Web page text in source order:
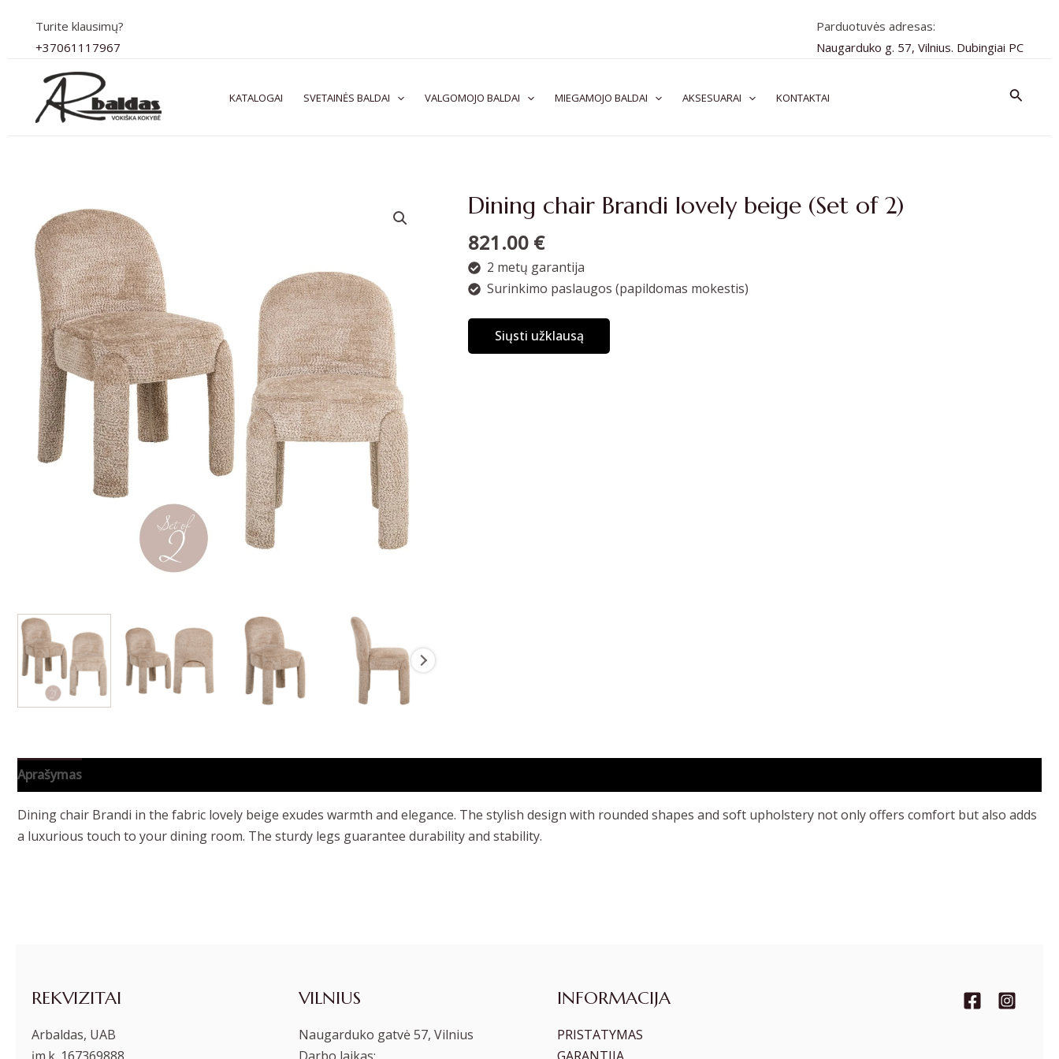
turinio
Turite klausimų?
+37061117967
Parduotuvės adresas:
Naugarduko g. 57, Vilnius. Dubingiai PC
KATALOGAI SVETAINĖS BALDAI VALGOMOJO BALDAI MIEGAMOJO BALDAI AKSESUARAI KONTAKTAI Paieška
Dining chair Brandi lovely beige (Set of 2)
821.00 €
2 metų garantija
Surinkimo paslaugos (papildomas mokestis)
Siųsti užklausą
Aprašymas
Dining chair Brandi in the fabric lovely beige exudes warmth and elegance. The stylish design with rounded shapes and soft upholstery not only offers comfort but also adds
a luxurious touch to your dining room. The sturdy legs guarantee durability and stability.
REKVIZITAI
Arbaldas, UAB
VILNIUS
Naugarduko gatvė 57, Vilnius
INFORMACIJA
PRISTATYMAS